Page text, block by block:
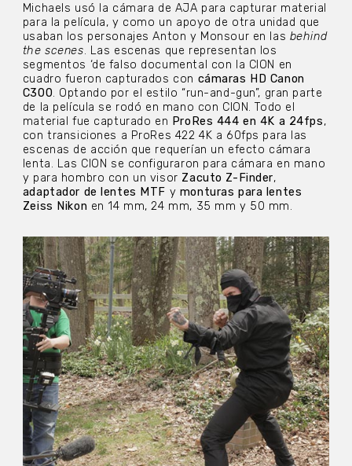
Michaels usó la cámara de AJA para capturar material
para la película, y como un apoyo de otra unidad que
usaban los personajes Anton y Monsour en las behind
the scenes. Las escenas que representan los
segmentos ‘de falso documental con la CION en
cuadro fueron capturados con cámaras HD Canon
C300. Optando por el estilo “run-and-gun”, gran parte
de la película se rodó en mano con CION. Todo el
material fue capturado en ProRes 444 en 4K a 24fps,
con transiciones a ProRes 422 4K a 60fps para las
escenas de acción que requerían un efecto cámara
lenta. Las CION se configuraron para cámara en mano
y para hombro con un visor Zacuto Z-Finder,
adaptador de lentes MTF y monturas para lentes
Zeiss Nikon en 14 mm, 24 mm, 35 mm y 50 mm.